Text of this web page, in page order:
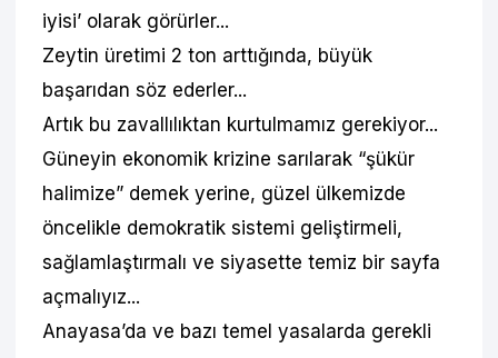
iyisi’ olarak görürler...
Zeytin üretimi 2 ton arttığında, büyük
başarıdan söz ederler...
Artık bu zavallılıktan kurtulmamız gerekiyor...
Güneyin ekonomik krizine sarılarak “şükür
halimize” demek yerine, güzel ülkemizde
öncelikle demokratik sistemi geliştirmeli,
sağlamlaştırmalı ve siyasette temiz bir sayfa
açmalıyız...
Anayasa’da ve bazı temel yasalarda gerekli